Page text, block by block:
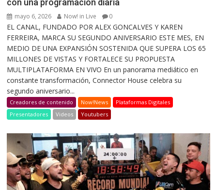
con una programación diaria
mayo 6, 2026 Now! in Live 0
EL CANAL, FUNDADO POR ALEX GONCALVES Y KAREN
FERREIRA, MARCA SU SEGUNDO ANIVERSARIO ESTE MES, EN
MEDIO DE UNA EXPANSIÓN SOSTENIDA QUE SUPERA LOS 65
MILLONES DE VISTAS Y FORTALECE SU PROPUESTA
MULTIPLATAFORMA EN VIVO En un panorama mediático en
constante transformación, Connector House celebra su
segundo aniversario...
Creadores de contenido Now!News
Plataformas Digitales
Presentadores
Videos Youtubers